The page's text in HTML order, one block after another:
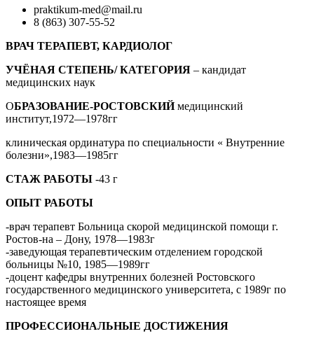
praktikum-med@mail.ru
8 (863) 307-55-52
ВРАЧ ТЕРАПЕВТ, КАРДИОЛОГ
УЧЁНАЯ СТЕПЕНЬ/ КАТЕГОРИЯ – кандидат
медицинских наук
ОБРАЗОВАНИЕ-РОСТОВСКИЙмедицинский
институт,1972—1978гг
клиническая ординатура по специальности « Внутренние
болезни»,1983—1985гг
СТАЖ РАБОТЫ -43 г
ОПЫТ РАБОТЫ
-врач терапевт Больница скорой медицинской помощи г.
Ростов-на – Дону, 1978—1983г
-заведующая терапевтическим отделением городской
больницы №10, 1985—1989гг
-доцент кафедры внутренних болезней Ростовского
государственного медицинского университета, с 1989г по
настоящее время
ПРОФЕССИОНАЛЬНЫЕ ДОСТИЖЕНИЯ